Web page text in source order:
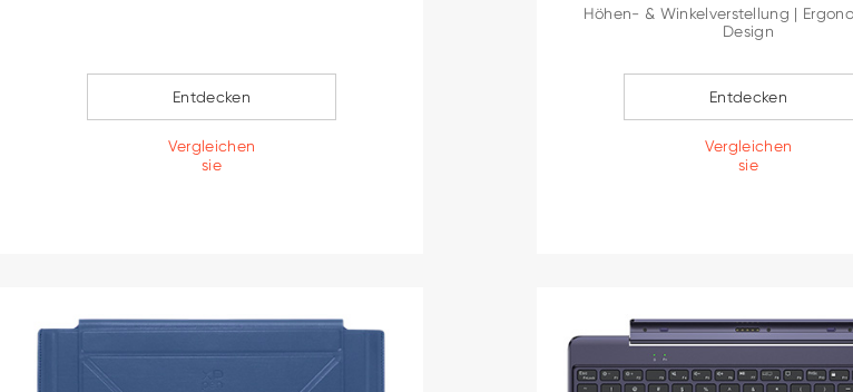
Entdecken
Vergleichen
sie
Höhen- & Winkelverstellung |
Design
Entdecken
Vergleichen
sie